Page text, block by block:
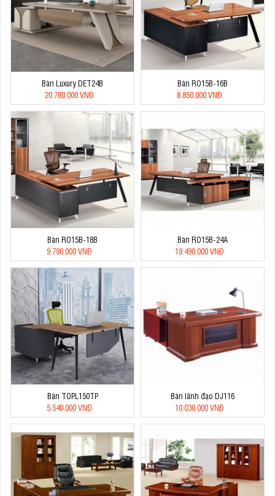
Bàn Luxury DET24B
20.780.000 VNĐ
Bàn RO15B-16B
8.850.000 VNĐ
Bàn RO15B-18B
9.790.000 VNĐ
Bàn RO15B-24A
19.490.000 VNĐ
Bàn TOPL150TP
5.540.000 VNĐ
Bàn lãnh đạo DJ116
10.030.000 VNĐ